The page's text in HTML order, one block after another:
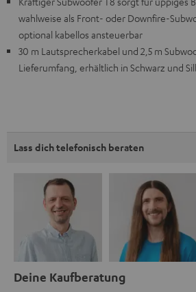
wahlweise als Front- oder Downfire-
optional kabellos ansteuerbar
30 m Lautsprecherkabel und 2,5 m
Lieferumfang, erhältlich in Schwarz und
Lass dich telefonisch beraten
Deine Kaufberatung